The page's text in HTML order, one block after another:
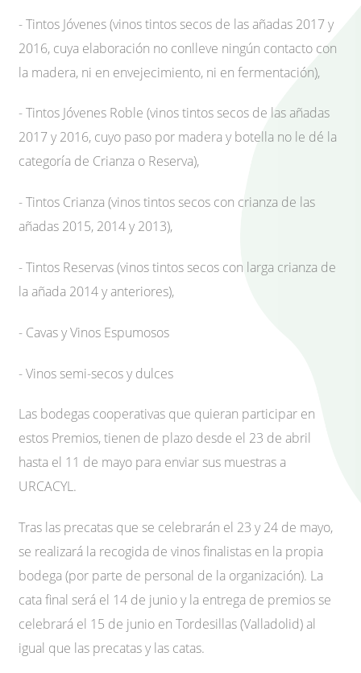
- Tintos Jóvenes (vinos tintos secos de las añadas 2017 y
2016, cuya elaboración no conlleve ningún contacto con
la madera, ni en envejecimiento, ni en fermentación),
- Tintos Jóvenes Roble (vinos tintos secos de las añadas
2017 y 2016, cuyo paso por madera y botella no le dé la
categoría de Crianza o Reserva),
- Tintos Crianza (vinos tintos secos con crianza de las
añadas 2015, 2014 y 2013),
- Tintos Reservas (vinos tintos secos con larga crianza de
la añada 2014 y anteriores),
- Cavas y Vinos Espumosos
- Vinos semi-secos y dulces
Las bodegas cooperativas que quieran participar en
estos Premios, tienen de plazo desde el 23 de abril
hasta el 11 de mayo para enviar sus muestras a
URCACYL.
Tras las precatas que se celebrarán el 23 y 24 de mayo,
se realizará la recogida de vinos finalistas en la propia
bodega (por parte de personal de la organización). La
cata final será el 14 de junio y la entrega de premios se
celebrará el 15 de junio en Tordesillas (Valladolid) al
igual que las precatas y las catas.